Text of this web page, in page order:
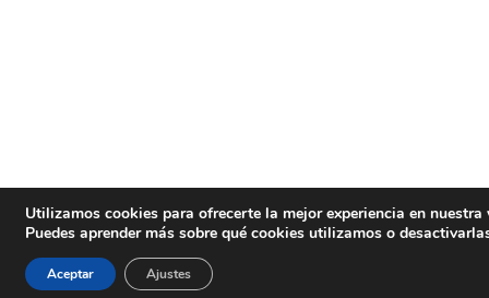
Utilizamos cookies para ofrecerte la mejor experiencia en nuestra
Puedes aprender más sobre qué cookies utilizamos o
Aceptar Ajustes